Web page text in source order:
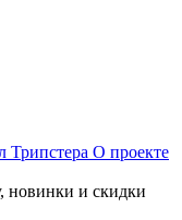
Трипстера О проекте
новинки и скидки